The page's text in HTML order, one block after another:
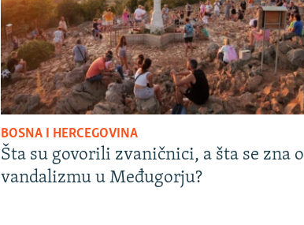
BOSNA I HERCEGOVINA
Šta su govorili zvaničnici, a šta se zna o
vandalizmu u Međugorju?